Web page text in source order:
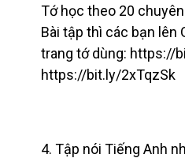
Tớ học theo 20
Bài tập thì các bạn lên
trang tớ dùng: https://
https://bit.ly/2xTqzSk
4. Tập nói Tiếng Anh